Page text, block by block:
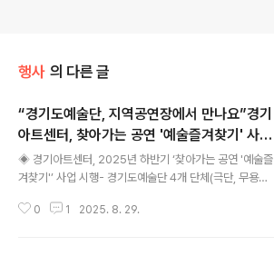
행사 의 다른 글
“경기도예술단, 지역공연장에서 만나요”경기
아트센터, 찾아가는 공연 '예술즐겨찾기' 사업
시행
◈ 경기아트센터, 2025년 하반기 ‘찾아가는 공연 '예술즐
겨찾기'’ 사업 시행- 경기도예술단 4개 단체(극단, 무용단,
의정부 '경기필하모닉 클래식 콘서트'을 시작으로 하반기
0 1 2025. 8. 29.